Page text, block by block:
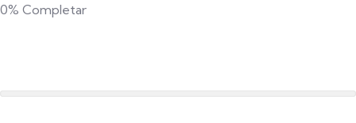
0% Completar